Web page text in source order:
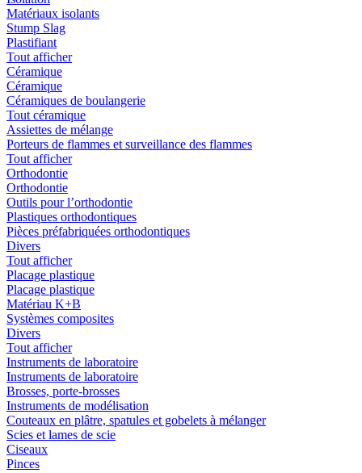
Matériaux isolants
Stump Slag
Plastifiant
Tout afficher
Céramique
Céramique
Céramiques de boulangerie
Tout céramique
Assiettes de mélange
Porteurs de flammes et surveillance des flammes
Tout afficher
Orthodontie
Orthodontie
Outils pour l’orthodontie
Plastiques orthodontiques
Pièces préfabriquées orthodontiques
Divers
Tout afficher
Placage plastique
Placage plastique
Matériau K+B
Systèmes composites
Divers
Tout afficher
Instruments de laboratoire
Instruments de laboratoire
Brosses, porte-brosses
Instruments de modélisation
Couteaux en plâtre, spatules et gobelets à mélanger
Scies et lames de scie
Ciseaux
Pinces